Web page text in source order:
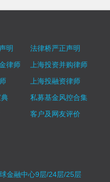
明
法律桥严正声明
律师
上海投资并购律师
上海投融资律师
私募基金风控合集
客户及网友评价
金融中心9层/24层/25层